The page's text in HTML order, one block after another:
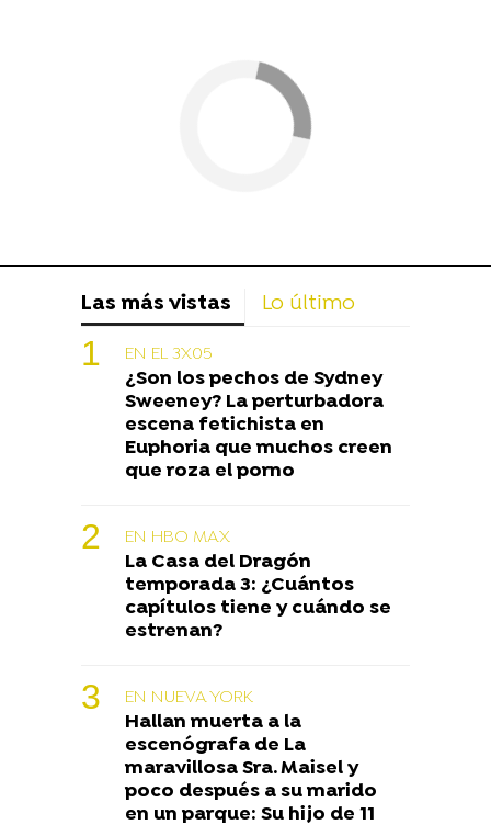
Las más vistas Lo último
EN EL 3X05
¿Son los pechos de Sydney
Sweeney? La perturbadora
escena fetichista en
Euphoria que muchos creen
que roza el porno
EN HBO MAX
La Casa del Dragón
temporada 3: ¿Cuántos
capítulos tiene y cuándo se
estrenan?
EN NUEVA YORK
Hallan muerta a la
escenógrafa de La
maravillosa Sra. Maisel y
poco después a su marido
en un parque: Su hijo de 11